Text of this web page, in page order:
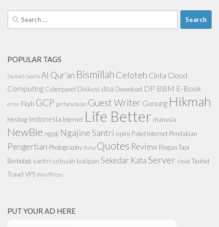
Search
for:
POPULAR TAGS
(bukan) Sastra Al Qur'an Bismillah Celoteh Cinta Cloud
Computing Cyberpanel Diskusi doa Download DP BBM E-Book
error Fiqih GCP gerhana bulan Guest Writer Gunung Hikmah
Hosting Indonesia Internet Life Better manusia
NewBie ngaji Ngajine Santri opini Paket Internet Pendakian
Pengertian Photography Pulsa Quotes Review Ringan Tapi
Berbobot santri sebuah kutipan Sekedar KataServer sholat Tauhid
Travel VPS WordPress
PUT YOUR AD HERE